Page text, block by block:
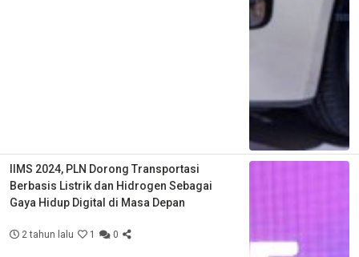
IIMS 2024, PLN Dorong Transportasi
Berbasis Listrik dan Hidrogen Sebagai
Gaya Hidup Digital di Masa Depan
2 tahun lalu 1 0